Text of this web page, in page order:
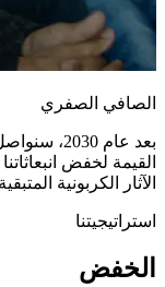
الصافي الصفري
بعد عام
الآثار الكربونية
استراتيجيتنا
الخفض